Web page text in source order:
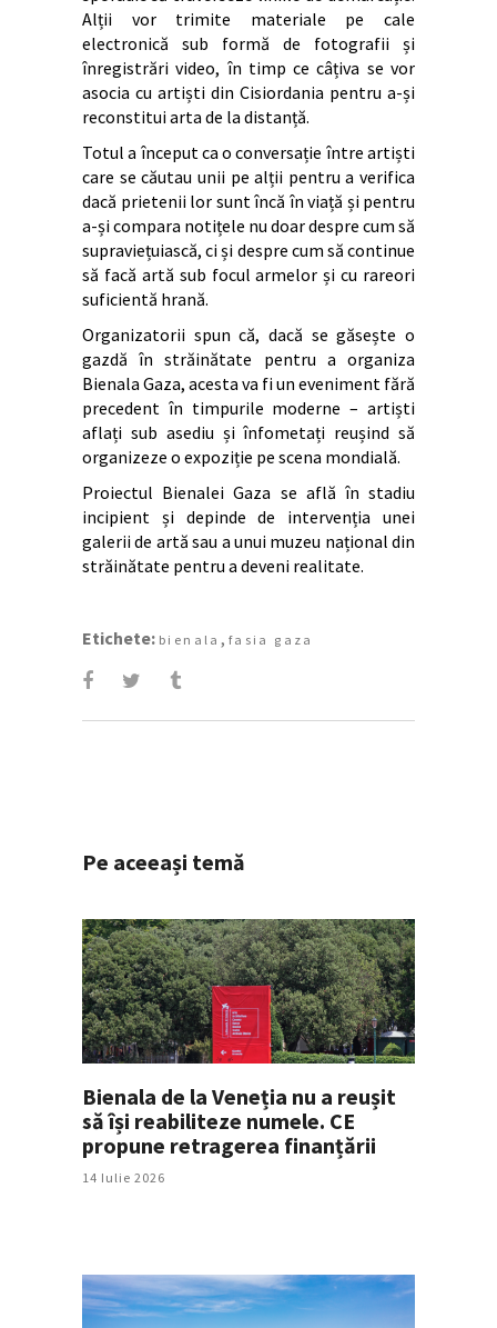
Alții vor trimite materiale pe cale
electronică sub formă de fotografii și
înregistrări video, în timp ce câțiva se vor
asocia cu artiști din Cisiordania pentru a-și
reconstitui arta de la distanță.
Totul a început ca o conversație între artiști
care se căutau unii pe alții pentru a verifica
dacă prietenii lor sunt încă în viață și pentru
a-și compara notițele nu doar despre cum să
supraviețuiască, ci și despre cum să continue
să facă artă sub focul armelor și cu rareori
suficientă hrană.
Organizatorii spun că, dacă se găsește o
gazdă în străinătate pentru a organiza
Bienala Gaza, acesta va fi un eveniment fără
precedent în timpurile moderne – artiști
aflați sub asediu și înfometați reușind să
organizeze o expoziție pe scena mondială.
Proiectul Bienalei Gaza se află în stadiu
incipient și depinde de intervenția unei
galerii de artă sau a unui muzeu național din
străinătate pentru a deveni realitate.
Etichete: bienala , fasia gaza
Pe aceeași temă
Bienala de la Veneția nu a reușit
să își reabiliteze numele. CE
propune retragerea finanțării
14 Iulie 2026